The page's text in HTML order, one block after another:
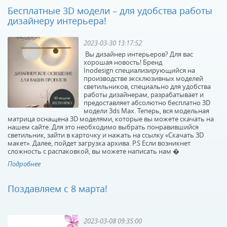
Бесплатные 3D модели – для удобства работы
дизайнеру интерьера!
2023-03-30 13:17:52
Вы дизайнер интерьеров? Для вас
хорошая новость! Бренд
Inodesign специализирующийся на
производстве эксклюзивных моделей
светильников, специально для удобства
работы дизайнерам, разрабатывает и
предоставляет абсолютно бесплатно 3D
модели 3ds Max. Теперь, вся модельная
матрица оснащена 3D моделями, которые вы можете скачать на
нашем сайте. Для это необходимо выбрать понравившийся
светильник, зайти в карточку и нажать на ссылку «Скачать 3D
макет». Далее, пойдет загрузка архива. P.S Если возникнет
сложность с распаковкой, вы можете написать нам �
Подробнее
Поздавляем с 8 марта!
2023-03-08 09:35:00